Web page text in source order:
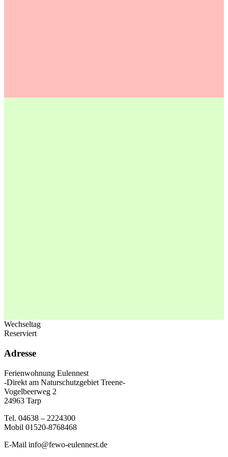
Wechseltag
Reserviert
Adresse
Ferienwohnung Eulennest
-Direkt am Naturschutzgebiet Treene-
Vogelbeerweg 2
24963 Tarp
Tel. 04638 – 2224300
Mobil 01520-8768468
E-Mail info@fewo-eulennest.de